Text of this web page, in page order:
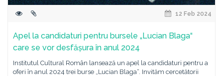
12 Feb 2024
Apel la candidaturi pentru bursele „Lucian Blaga“
care se vor desfășura în anul 2024
Institutul Cultural Român lansează un apel la candidaturi pentru a
oferi în anul 2024 trei burse „Lucian Blaga“. Invităm cercetătorii